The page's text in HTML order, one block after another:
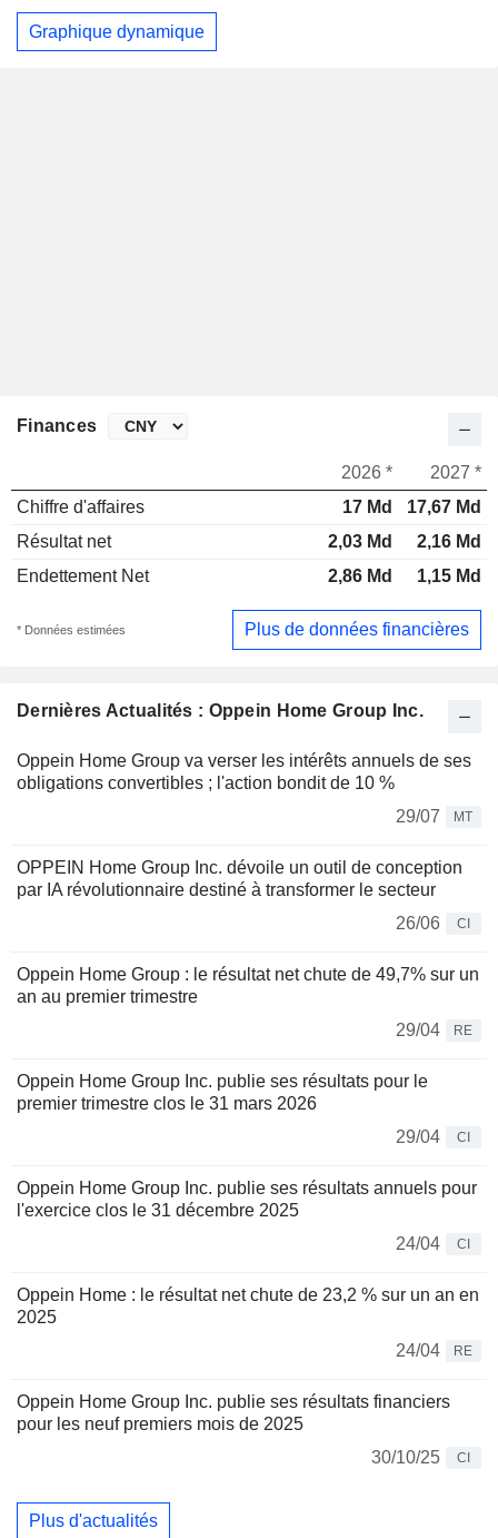
Graphique dynamique
Dernières Actualités : Oppein Home Group Inc.
Oppein Home Group va verser les intérêts annuels de ses
obligations convertibles ; l'action bondit de 10 %
29/07
MT
OPPEIN Home Group Inc. dévoile un outil de conception
par IA révolutionnaire destiné à transformer le secteur
26/06
CI
Oppein Home Group : le résultat net chute de 49,7% sur un
an au premier trimestre
29/04
RE
Oppein Home Group Inc. publie ses résultats pour le
premier trimestre clos le 31 mars 2026
29/04
CI
Oppein Home Group Inc. publie ses résultats annuels pour
l'exercice clos le 31 décembre 2025
24/04
CI
Oppein Home : le résultat net chute de 23,2 % sur un an en
2025
24/04
RE
Oppein Home Group Inc. publie ses résultats financiers
pour les neuf premiers mois de 2025
30/10/25
CI
Plus d'actualités
Finances
2026 *
2027 *
Chiffre d'affaires
17 Md
17,67 Md
Résultat net
2,03 Md
2,16 Md
Endettement Net
2,86 Md 1,15 Md
* Données estimées Plus de données financières